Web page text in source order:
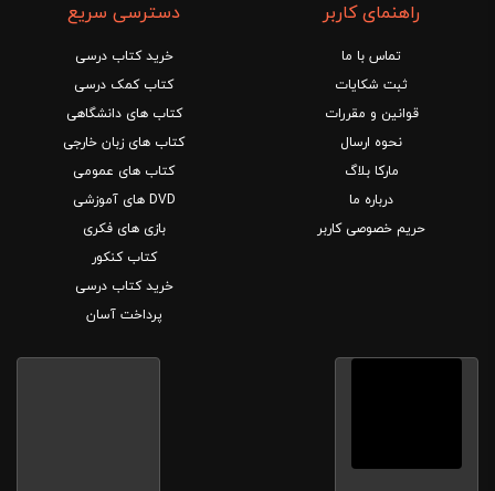
راهنمای کاربر
تماس با ما
ثبت شکایات
قوانین و مقررات
نحوه ارسال
مارکا بلاگ
درباره ما
حریم خصوصی کاربر
دسترسی سریع
خرید کتاب درسی
کتاب کمک درسی
کتاب های دانشگاهی
کتاب های زبان خارجی
کتاب های عمومی
DVD های آموزشی
بازی های فکری
کتاب کنکور
خرید کتاب درسی
پرداخت آسان